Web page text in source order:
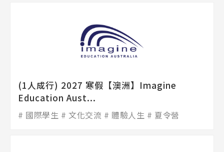
(1人成行) 2027 寒假【澳洲】Imagine
Education Aust...
國際學生 文化交流 體驗人生 夏令營